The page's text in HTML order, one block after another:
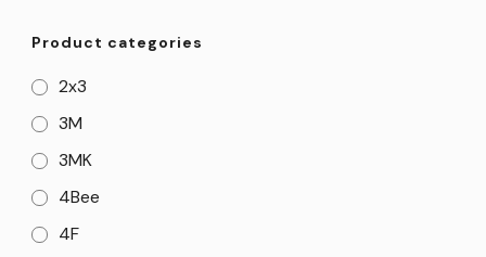
Product categories
2x3
3M
3MK
4Bee
4F